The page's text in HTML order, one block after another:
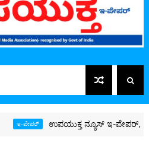
ಉಪಯುಕ್ತ ನ್ಯೂಸ್ ಇ-ಪೇಪರ್, 05 ಆಗಸ್ಟ್ 2026,